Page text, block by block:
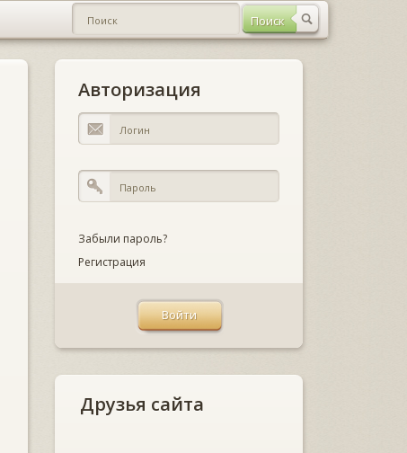
Авторизация
Забыли пароль?
Регистрация
Друзья сайта